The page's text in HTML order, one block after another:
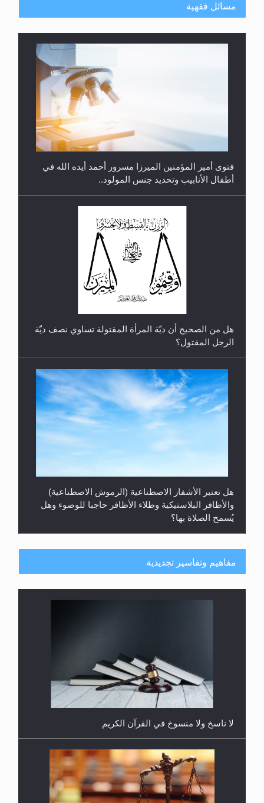
رأيٌ في لغة المسيح الموعود عليه السلام.. 4...
مسائل فقهية
فتوى أمير المؤمنين الميرزا مسرور أحمد أيده الله في
أطفال الأنابيب وتحديد جنس المولود..
هل من الصحيح أن ديّة المرأة المقتولة تساوي نصف ديّة
الرجل المقتول؟
هل تعتبر الأشفار الاصطناعية (الرموش الاصطناعية)
والأظافر البلاستيكية وطلاء الأظافر حاجبا للوضوء وهل
يُسمح الصلاة بها؟
هل يُحسب حول الزكاة وفق السنة الميلادية أو الهجرية؟
مفاهيم وتفاسير تجديدية
لا ناسخ ولا منسوخ في القرآن الكريم